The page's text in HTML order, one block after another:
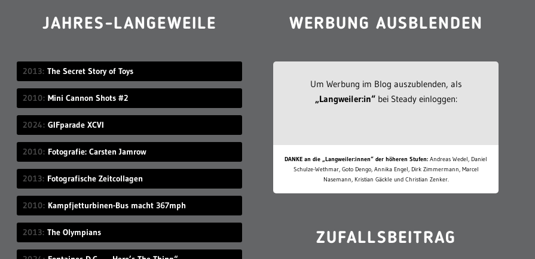
JAHRES-LANGEWEILE
2013 The Secret Story of Toys
2010 Mini Cannon Shots #2
2024 GIFparade XCVI
2010 Fotografie: Carsten Jamrow
2013 Fotografische Zeitcollagen
2010 Kampfjetturbinen-Bus macht 367mph
2013 The Olympians
WERBUNG AUSBLENDEN
Um Werbung im Blog auszublenden, als
„Langweiler:in“bei Steady einloggen:
DANKE an die „Langweiler:innen“ der höheren Stufen: Andreas Wedel, Daniel
Schulze-Wethmar, Goto Dengo, Annika Engel, Dirk Zimmermann, Marcel
Nasemann, Kristian Gäckle und Christian Zenker.
ZUFALLSBEITRAG